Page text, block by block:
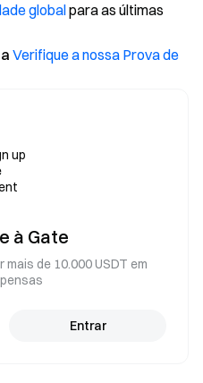
globalpara as últimas
Verifique a nossa Prova de
à Gate
de 10.000 USDT em
Entrar